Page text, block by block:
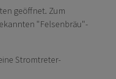
geöffnet. Zum
"Felsenbräu"-
Stromtreter-